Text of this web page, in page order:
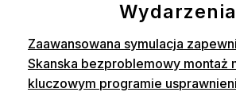
Wydarzenia
Zaawansowana symulacja
Skanska bezproblemowy montaż
kluczowym programie